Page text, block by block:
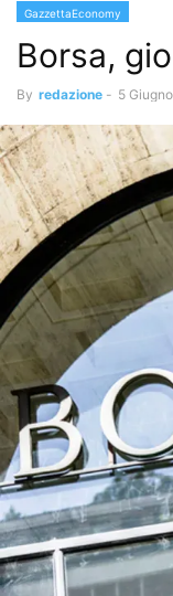
GazzettaEconomy
Borsa,
By redazione - 5